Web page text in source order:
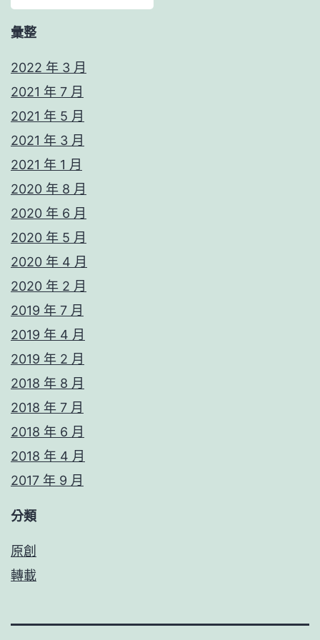
彙整
2022 年 3 月
2021 年 7 月
2021 年 5 月
2021 年 3 月
2021 年 1 月
2020 年 8 月
2020 年 6 月
2020 年 5 月
2020 年 4 月
2020 年 2 月
2019 年 7 月
2019 年 4 月
2019 年 2 月
2018 年 8 月
2018 年 7 月
2018 年 6 月
2018 年 4 月
2017 年 9 月
分類
原創
轉載